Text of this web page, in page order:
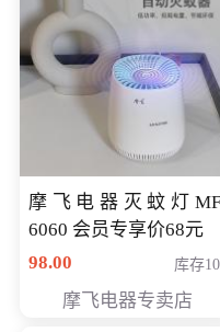
摩飞电器灭蚊灯
6060 会员专享价68元
98.00
库存
摩飞电器专卖店